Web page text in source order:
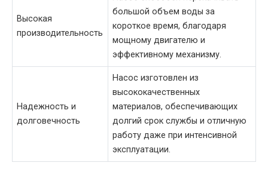
Высокая
производительность
большой объем воды за
короткое время, благодаря
мощному двигателю и
эффективному механизму.
Надежность и
долговечность
Насос изготовлен из
высококачественных
материалов, обеспечивающих
долгий срок службы и отличную
работу даже при интенсивной
эксплуатации.